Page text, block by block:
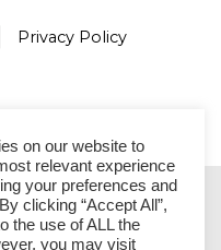
Privacy Policy
SÃO PAULO
on our website to
relevant experience
your preferences and
clicking “Accept All”,
the use of ALL the
you may visit